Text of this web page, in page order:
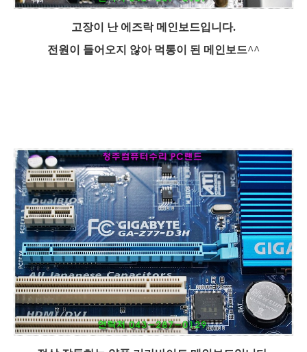
고장이 난 에즈락 메인보드입니다.
전원이 들어오지 않아 먹통이 된 메인보드^^